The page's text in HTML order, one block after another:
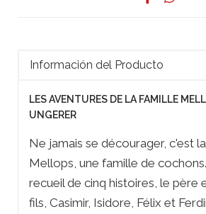
Información del Producto
LES AVENTURES DE LA FAMILLE
UNGERER
Ne jamais se décourager, c'est
Mellops, une famille de
recueil de cinq histoires, le père
fils, Casimir, Isidore, Félix et